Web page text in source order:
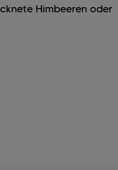
Himbeeren oder